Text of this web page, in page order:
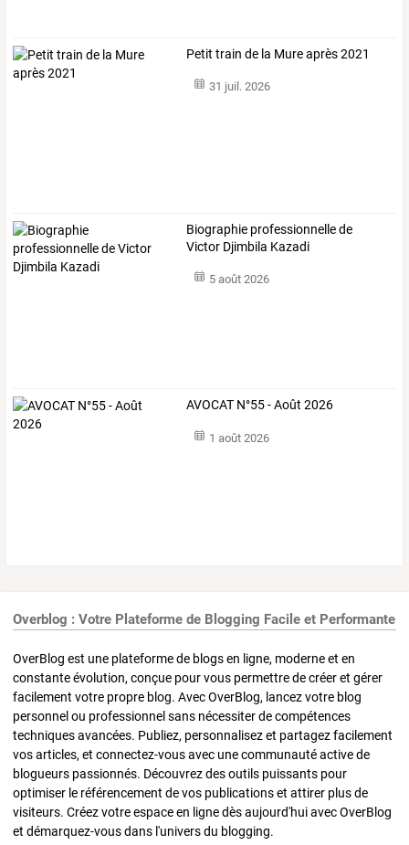
Petit train de la Mure après 2021
31 juil. 2026
Biographie professionnelle de
Victor Djimbila Kazadi
5 août 2026
AVOCAT N°55 - Août 2026
1 août 2026
Overblog : Votre Plateforme de Blogging Facile et Performante
OverBlog est une plateforme de blogs en ligne, moderne et en
constante évolution, conçue pour vous permettre de créer et gérer
facilement votre propre blog. Avec OverBlog, lancez votre blog
personnel ou professionnel sans nécessiter de compétences
techniques avancées. Publiez, personnalisez et partagez facilement
vos articles, et connectez-vous avec une communauté active de
blogueurs passionnés. Découvrez des outils puissants pour
optimiser le référencement de vos publications et attirer plus de
visiteurs. Créez votre espace en ligne dès aujourd'hui avec OverBlog
et démarquez-vous dans l'univers du blogging.